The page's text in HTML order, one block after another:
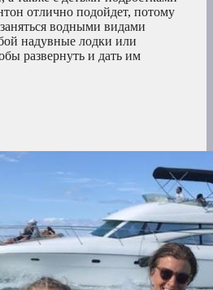
отлично подойдет, потому
водными видами
надувные лодки или
развернуть и дать им